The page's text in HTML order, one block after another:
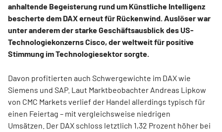
anhaltende Begeisterung rund um Künstliche Intelligenz
bescherte dem DAX erneut für Rückenwind. Auslöser war
unter anderem der starke Geschäftsausblick des US-
Technologiekonzerns Cisco, der weltweit für positive
Stimmung im Technologiesektor sorgte.
Davon profitierten auch Schwergewichte im DAX wie
Siemens und SAP. Laut Marktbeobachter Andreas Lipkow
von CMC Markets verlief der Handel allerdings typisch für
einen Feiertag – mit vergleichsweise niedrigen
Umsätzen. Der DAX schloss letztlich 1,32 Prozent höher bei